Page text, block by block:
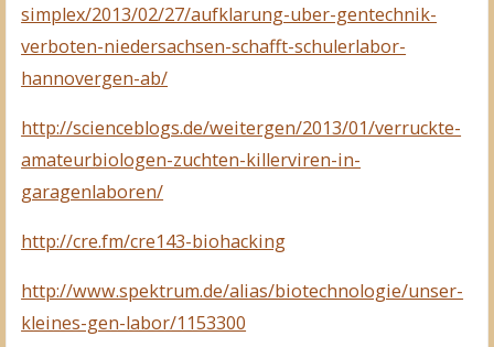
simplex/2013/02/27/aufklarung-uber-gentechnik-
verboten-niedersachsen-schafft-schulerlabor-
hannovergen-ab/
http://scienceblogs.de/weitergen/2013/01/verruckte-
amateurbiologen-zuchten-killerviren-in-
garagenlaboren/
http://cre.fm/cre143-biohacking
http://www.spektrum.de/alias/biotechnologie/unser-
kleines-gen-labor/1153300